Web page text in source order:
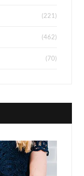
(221)
(462)
(70)